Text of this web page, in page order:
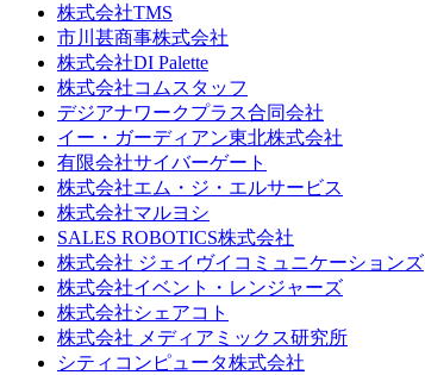
株式会社TMS
市川甚商事株式会社
株式会社DI Palette
株式会社コムスタッフ
デジアナワークプラス合同会社
イー・ガーディアン東北株式会社
有限会社サイバーゲート
株式会社エム・ジ・エルサービス
株式会社マルヨシ
SALES ROBOTICS株式会社
株式会社 ジェイヴイコミュニケーションズ
株式会社イベント・レンジャーズ
株式会社シェアコト
株式会社 メディアミックス研究所
シティコンピュータ株式会社